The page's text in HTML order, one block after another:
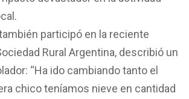
participó en la reciente
Rural Argentina, describió un
“Ha ido cambiando tanto el
chico teníamos nieve en cantidad